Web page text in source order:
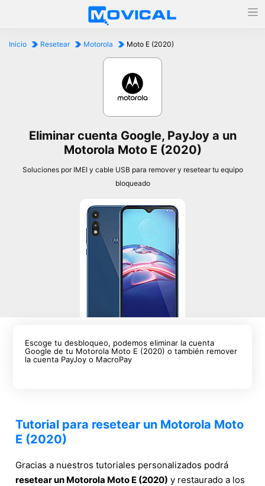
Inicio Resetear Motorola Moto E (2020)
Eliminar cuenta Google, PayJoy a un
Motorola Moto E (2020)
Soluciones por IMEI y cable USB para remover y resetear tu equipo
bloqueado
Escoge tu desbloqueo, podemos eliminar la cuenta
Google de tu Motorola Moto E (2020) o también remover
la cuenta PayJoy o MacroPay
Tutorial para resetear un Motorola Moto
E (2020)
Gracias a nuestros tutoriales personalizados podrá
resetear un Motorola Moto E (2020) y restaurado a los